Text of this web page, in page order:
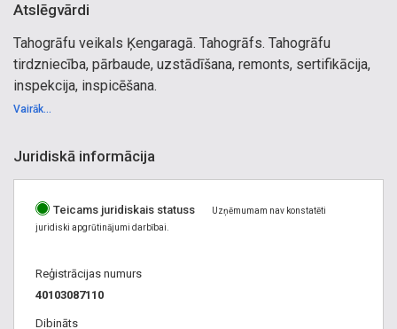
Atslēgvārdi
Tahogrāfu veikals Ķengaragā. Tahogrāfs. Tahogrāfu
tirdzniecība, pārbaude, uzstādīšana, remonts, sertifikācija,
inspekcija, inspicēšana.
Vairāk...
Juridiskā informācija
Teicams juridiskais statuss
Uzņēmumam nav konstatēti
juridiski apgrūtinājumi darbībai.
Reģistrācijas numurs
40103087110
Dibināts